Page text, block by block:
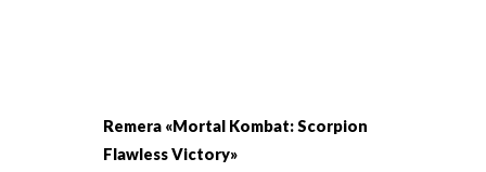
Remera «Mortal Kombat: Scorpion
Flawless Victory»